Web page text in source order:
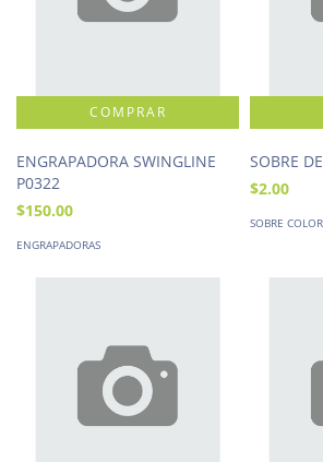
ENGRAPADORA SWINGLINE
P0322
$150.00
ENGRAPADORAS
SOBRE
$2.00
SOBRE COLOR